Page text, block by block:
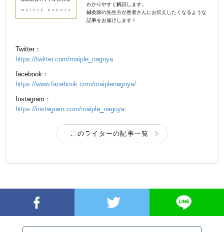
わかりやすく解説します。
鍼灸師の先生方が患者さんにお伝えしたくなるような
記事をお届けします！
Twitter：
https://twitter.com/maiple_nagoya
facebook：
https://www.facebook.com/maiplenagoya/
Instagram：
https://instagram.com/maiple_nagoya
このライターの記事一覧